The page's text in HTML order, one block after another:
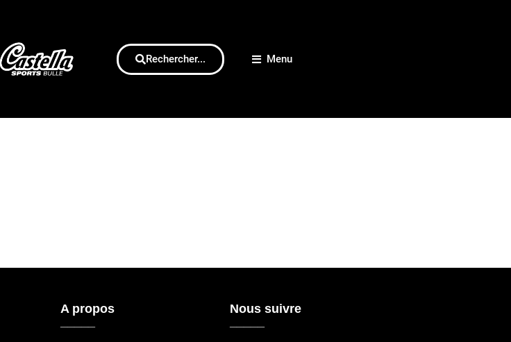
Rechercher... Menu
A propos
Nous suivre